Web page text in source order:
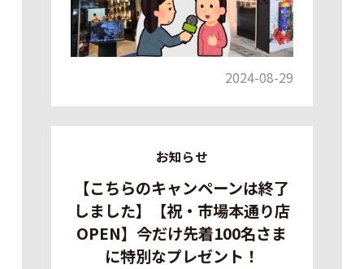
2024-08-29
お知らせ
【こちらのキャンペーンは終了
しました】【祝・市場本通り店
OPEN】今だけ先着100名さま
に特別なプレゼント！